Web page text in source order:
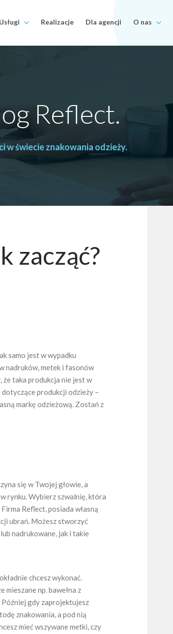
Usługi Realizacje Dla agencji O nas
Reflect.
w świecie znakowania odzieży.
zacząć?
samo jest w wypadku
nadruków, metek i fasonów
że taka produkcja nie jest w
produkcji odzieży –
markę odzieżową. Zostań z
się w Twojej głowie, a
rynku. Wybierz szwalnię, która
Reflect, posiada własną
ubrań. Możesz stworzyć
nadrukowane, jak i takie
chcesz wykonać.
mieszane np. bawełna z
Później gdy zaprojektujesz
znakowania, a pod nią
mieć wszywane metki, czy